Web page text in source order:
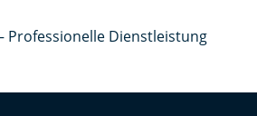
Professionelle Dienstleistung